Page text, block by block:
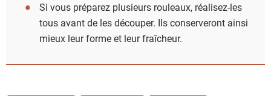
Si vous préparez plusieurs rouleaux, réalisez-les
tous avant de les découper. Ils conserveront ainsi
mieux leur forme et leur fraîcheur.